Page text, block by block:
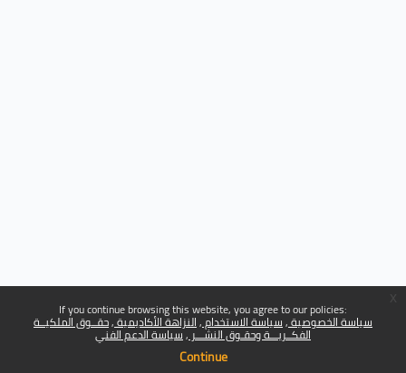
If you continue browsing this website, you agree to our policies:
سياسة الخصوصية سياسة الاستخدام النزاهة الأكاديمية حقــوق الملكيــة
الفكــريـــة وحقـوق النشـــر سياسة الدعم الفني
Continue